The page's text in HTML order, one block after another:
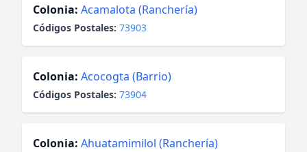
Colonia: Acamalota (Ranchería)
Códigos Postales: 73903
Colonia: Acocogta (Barrio)
Códigos Postales: 73904
Colonia: Ahuatamimilol (Ranchería)